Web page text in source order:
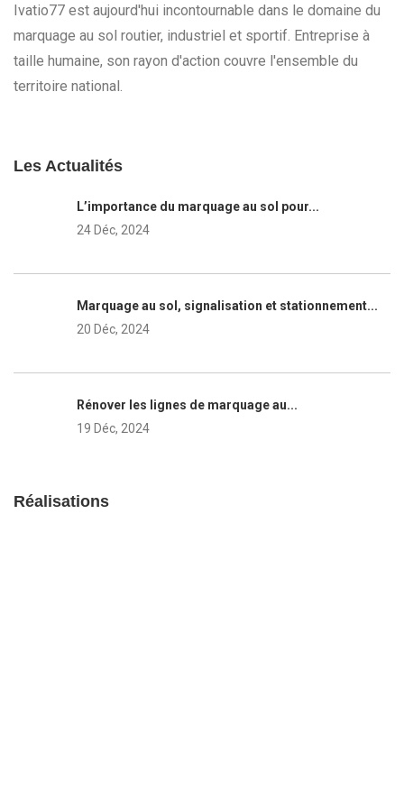
Ivatio77 est aujourd'hui incontournable dans le domaine du
marquage au sol routier, industriel et sportif. Entreprise à
taille humaine, son rayon d'action couvre l'ensemble du
territoire national.
Les Actualités
L’importance du marquage au sol pour...
24 Déc, 2024
Marquage au sol, signalisation et stationnement...
20 Déc, 2024
Rénover les lignes de marquage au...
19 Déc, 2024
Réalisations